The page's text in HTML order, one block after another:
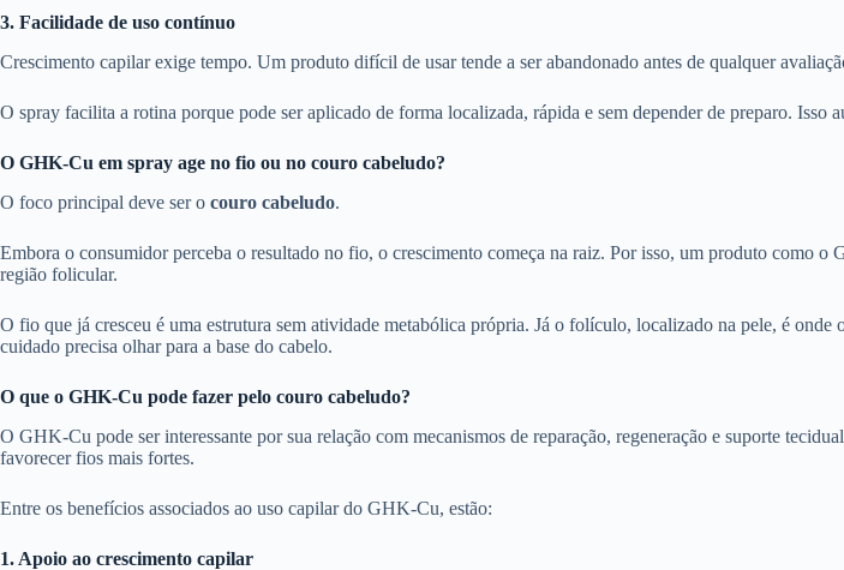
3. Facilidade de uso contínuo
Crescimento capilar exige tempo. Um produto difícil de usar tende a ser abandonado antes de qualquer
O spray facilita a rotina porque pode ser aplicado de forma localizada, rápida e sem depender de preparo. Isso
O GHK-Cu em spray age no fio ou no couro cabeludo?
O foco principal deve ser o couro cabeludo.
Embora o consumidor perceba o resultado no fio, o crescimento começa na raiz. Por isso, um produto como
região folicular.
O fio que já cresceu é uma estrutura sem atividade metabólica própria. Já o folículo, localizado na pele, é
cuidado precisa olhar para a base do cabelo.
O que o GHK-Cu pode fazer pelo couro cabeludo?
O GHK-Cu pode ser interessante por sua relação com mecanismos de reparação, regeneração e suporte
favorecer fios mais fortes.
Entre os benefícios associados ao uso capilar do GHK-Cu, estão:
1. Apoio ao crescimento capilar